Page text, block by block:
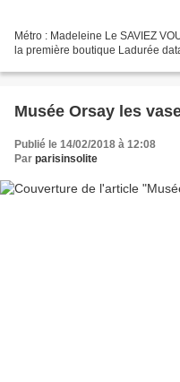
Métro : Madeleine Le SAVIEZ
la première boutique Ladurée
Musée Orsay les
Publié le 14/02/2018 à 12:08
Par parisinsolite